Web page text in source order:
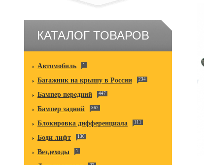
КАТАЛОГ ТОВАРОВ
Автомобиль 1
Багажник на крышу в России 234
Бампер передний 447
Бампер задний 367
Блокировка дифференциала 111
Боди лифт 130
Вездеходы 1